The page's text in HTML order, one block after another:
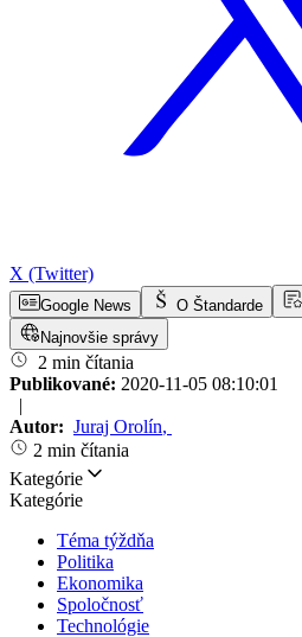
X (Twitter)
Google News O Štandarde
Najnovšie správy
2 min čítania
Publikované: 2020-11-05 08:10:01
|
Autor: Juraj Orolín,
2 min čítania
Kategórie
Kategórie
Téma týždňa
Politika
Ekonomika
Spoločnosť
Technológie